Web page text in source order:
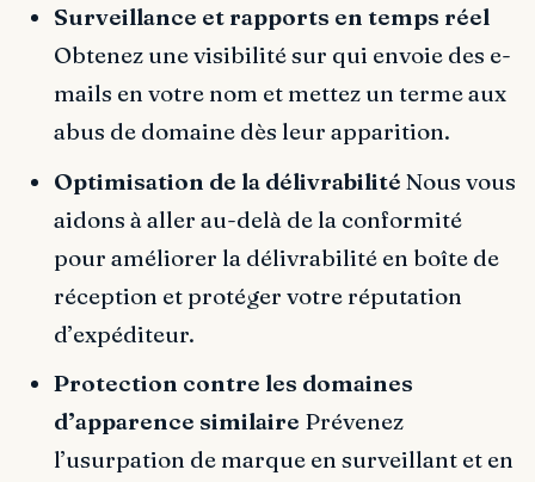
Surveillance et rapports en temps réel
Obtenez une visibilité sur qui envoie des e-
mails en votre nom et mettez un terme aux
abus de domaine dès leur apparition.
Optimisation de la délivrabilité Nous vous
aidons à aller au-delà de la conformité
pour améliorer la délivrabilité en boîte de
réception et protéger votre réputation
d’expéditeur.
Protection contre les domaines
d’apparence similaire Prévenez
l’usurpation de marque en surveillant et en